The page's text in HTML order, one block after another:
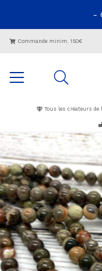
-
Commande minim. 150€
Tous les créateurs